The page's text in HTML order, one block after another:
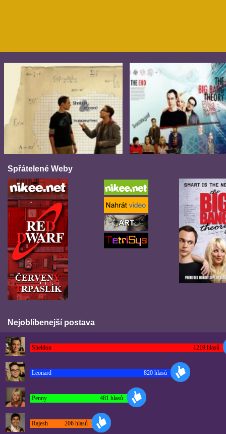
Spřátelené Weby
Nejoblíbenejší postava